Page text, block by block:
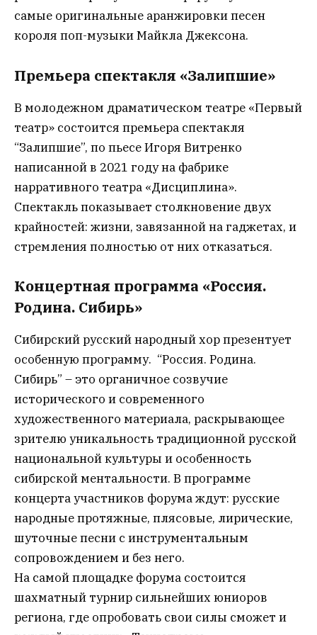
самые оригинальные аранжировки песен
короля поп-музыки Майкла Джексона.
Премьера спектакля «Залипшие»
В молодежном драматическом театре «Первый
театр» состоится премьера спектакля
“Залипшие”, по пьесе Игоря Витренко
написанной в 2021 году на фабрике
нарративного театра «Дисциплина».
Спектакль показывает столкновение двух
крайностей: жизни, завязанной на гаджетах, и
стремления полностью от них отказаться.
Концертная программа «Россия.
Родина. Сибирь»
Сибирский русский народный хор презентует
особенную программу. “Россия. Родина.
Сибирь” – это органичное созвучие
исторического и современного
художественного материала, раскрывающее
зрителю уникальность традиционной русской
национальной культуры и особенность
сибирской ментальности. В программе
концерта участников форума ждут: русские
народные протяжные, плясовые, лирические,
шуточные песни с инструментальным
сопровождением и без него.
На самой площадке форума состоится
шахматный турнир сильнейших юниоров
региона, где опробовать свои силы сможет и